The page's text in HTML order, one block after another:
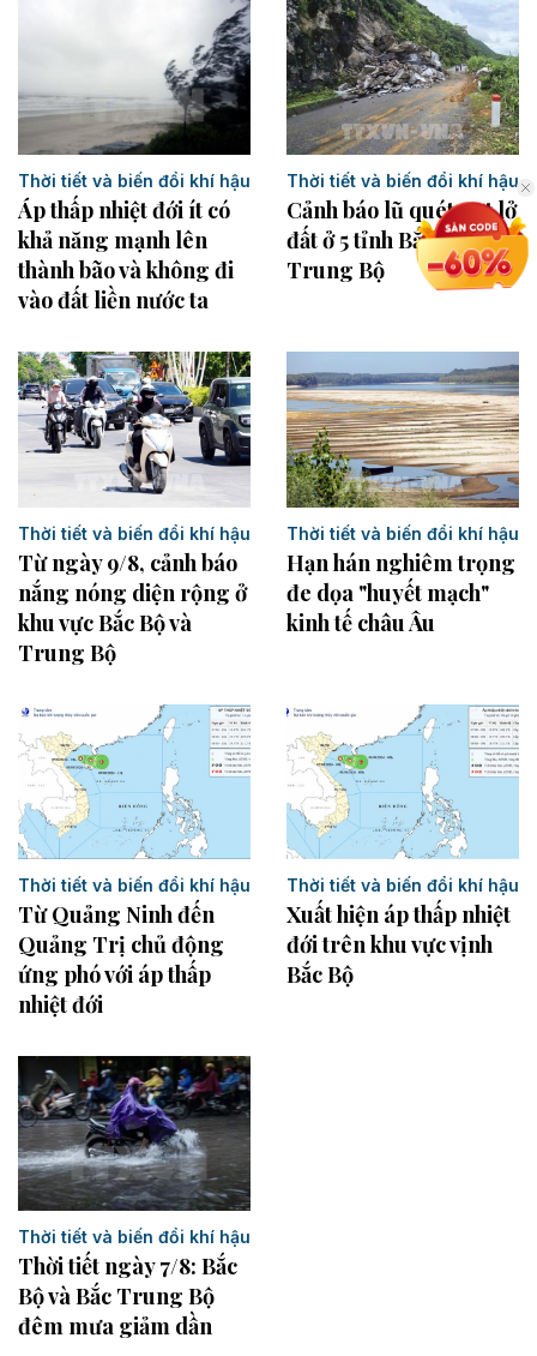
Thời tiết và biến đổi khí hậu
Áp thấp nhiệt đới ít có
khả năng mạnh lên
thành bão và không đi
vào đất liền nước ta
Thời tiết và biến đổi khí hậu
Cảnh báo lũ quét, sạt lở
đất ở 5 tỉnh Bắc Bộ và
Trung Bộ
Thời tiết và biến đổi khí hậu
Từ ngày 9/8, cảnh báo
nắng nóng diện rộng ở
khu vực Bắc Bộ và
Trung Bộ
Thời tiết và biến đổi khí hậu
Hạn hán nghiêm trọng
đe dọa "huyết mạch"
kinh tế châu Âu
Thời tiết và biến đổi khí hậu
Từ Quảng Ninh đến
Quảng Trị chủ động
ứng phó với áp thấp
nhiệt đới
Thời tiết và biến đổi khí hậu
Xuất hiện áp thấp nhiệt
đới trên khu vực vịnh
Bắc Bộ
Thời tiết và biến đổi khí hậu
Thời tiết ngày 7/8: Bắc
Bộ và Bắc Trung Bộ
đêm mưa giảm dần